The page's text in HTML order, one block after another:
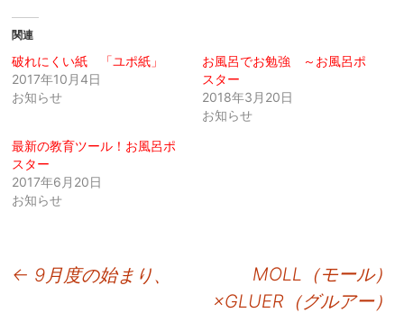
関連
破れにくい紙 「ユポ紙」
2017年10月4日
お知らせ
お風呂でお勉強 ～お風呂ポ
スター
2018年3月20日
お知らせ
最新の教育ツール！お風呂ポ
スター
2017年6月20日
お知らせ
投
← 9月度の始まり、
MOLL（モール）
×GLUER（グルアー）